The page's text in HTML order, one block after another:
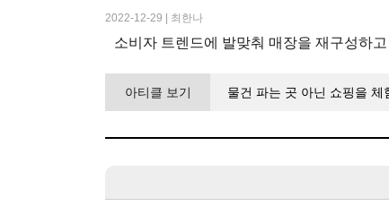
2022-12-29 | 최한나
소비자 트렌드에 발맞춰 매장을 재구성하
아티클 보기 물건 파는 곳 아닌 쇼핑을